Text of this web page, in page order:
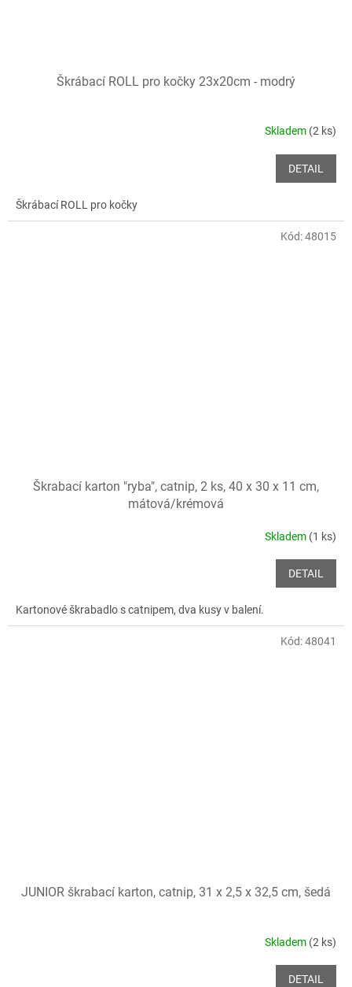
Škrábací ROLL pro kočky 23x20cm - modrý
Skladem (2 ks)
DETAIL
Škrábací ROLL pro kočky
Škrabací karton "ryba", catnip, 2 ks, 40 x 30 x 11 cm,
mátová/krémová
Skladem (1 ks)
DETAIL
Kartonové škrabadlo s catnipem, dva kusy v balení.
Kód:48015
JUNIOR škrabací karton, catnip, 31 x 2,5 x 32,5 cm, šedá
Skladem (2 ks)
DETAIL
Kód:48041